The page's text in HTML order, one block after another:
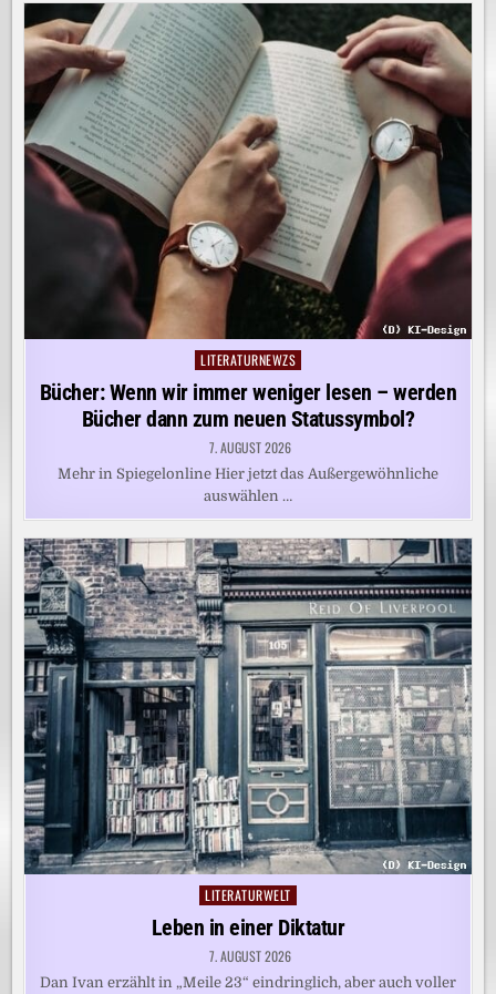
Posted
in
LITERATURNEWZS
Bücher: Wenn wir immer weniger lesen – werden
Bücher dann zum neuen Statussymbol?
7. AUGUST 2026
Mehr in Spiegelonline Hier jetzt das Außergewöhnliche
auswählen …
Posted
in
LITERATURWELT
Leben in einer Diktatur
7. AUGUST 2026
Dan Ivan erzählt in „Meile 23“ eindringlich, aber auch voller